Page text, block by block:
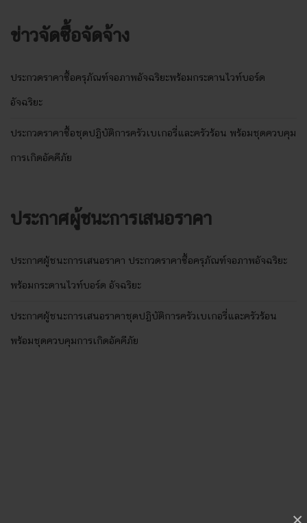
ข่าวจัดซื้อจัดจ้าง
ประกวดราคาซื้อครุภัณฑ์จอภาพอัจฉริยะพร้อมกระดานไวท์บอร์ด
อัจฉริยะ
ประกวดราคาซื้อชุดปฏิบัติการครัวเบเกอรี่และครัวร้อน พร้อมชุดควบคุม
การเกิดอัคคีภัย
ประกาศผู้ชนะการเสนอราคา
ประกาศผู้ชนะการเสนอราคา ประกวดราคาซื้อครุภัณฑ์จอภาพอัจฉริยะ
พร้อมกระดานไวท์บอร์ด อัจฉริยะ
ประกาศผู้ชนะการเสนอราคาชุดปฏิบัติการครัวเบเกอรี่และครัวร้อน
พร้อมชุดควบคุมการเกิดอัคคีภัย